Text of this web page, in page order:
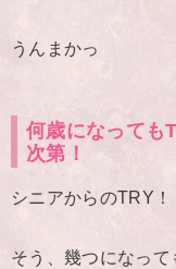
うんまかっ
何歳になっても
次第！
シニアからのTRY！
そう、幾つになっ